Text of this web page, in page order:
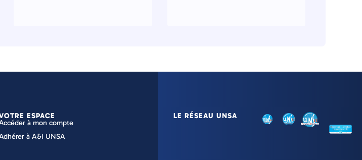
ESPACE
à mon compte
à A&I UNSA
LE RÉSEAU UNSA